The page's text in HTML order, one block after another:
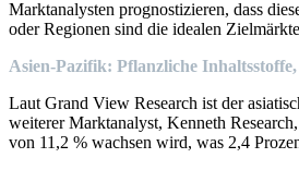
Marktanalysten prognostizieren, dass
oder Regionen sind die idealen
Asien-Pazifik: Pflanzliche
Laut Grand View Research ist der
weiterer Marktanalyst, Kenneth
von 11,2 % wachsen wird, was 2,4